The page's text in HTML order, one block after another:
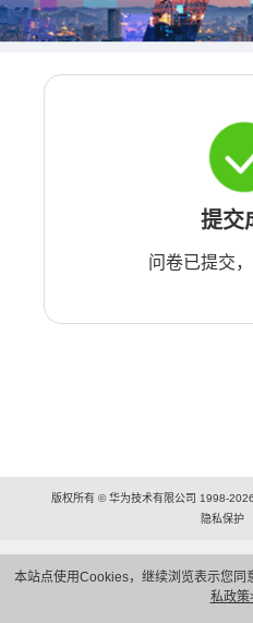
本站点使用Cookies，继续浏览表示您同
私政策
提交
问卷已提交
版权所有 © 华为技术有限公司 1998-
隐私保护